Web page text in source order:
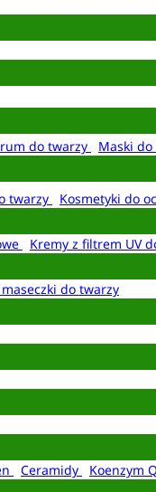
do twarzy Maski
twarzy Kosmetyki do
Kremy z filtrem UV
do twarzy
Ceramidy Koenzym